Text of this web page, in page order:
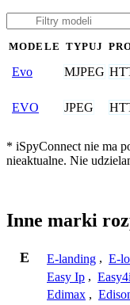
MODELE TYPUJ
Evo MJPEG
EVO JPEG
* iSpyConnect nie ma
nieaktualne. Nie
Inne marki
E E-landing , E-
Easy Ip ,
Edimax ,